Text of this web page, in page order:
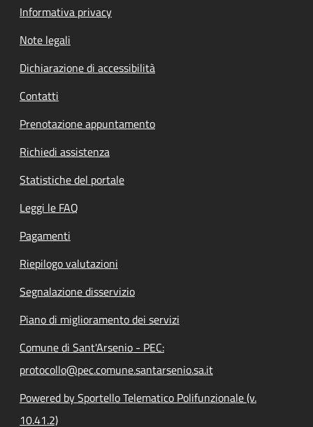
Informativa privacy
Note legali
Dichiarazione di accessibilità
Contatti
Prenotazione appuntamento
Richiedi assistenza
Statistiche del portale
Leggi le FAQ
Pagamenti
Riepilogo valutazioni
Segnalazione disservizio
Piano di miglioramento dei servizi
Comune di Sant'Arsenio - PEC:
protocollo@pec.comune.santarsenio.sa.it
Powered by Sportello Telematico Polifunzionale (v.
10.41.2)